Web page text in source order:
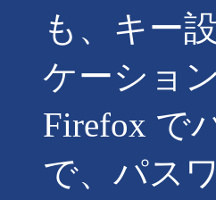
も、キー
ケーショ
Firefox で
で、パス